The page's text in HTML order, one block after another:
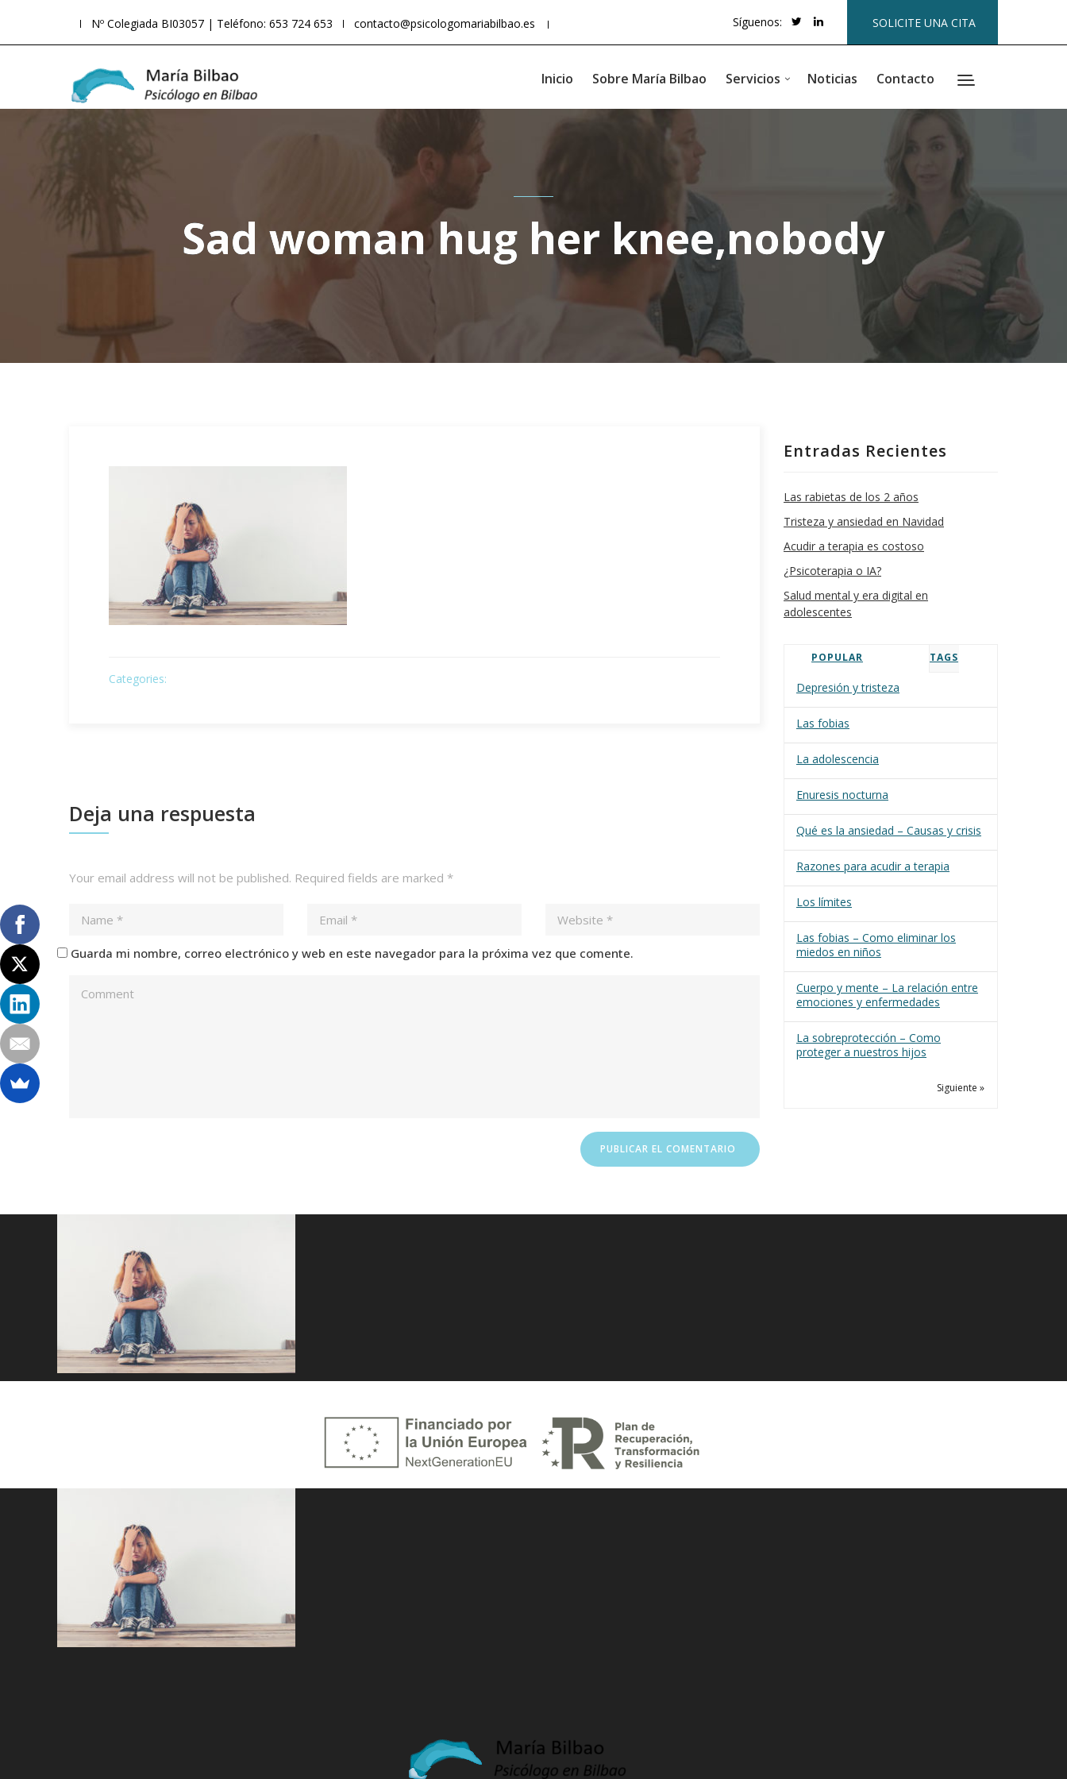
Nº Colegiada BI03057 | Teléfono: 653 724 653 contacto@psicologomariabilbao.es SOLICITE UNA CITA
Síguenos:
Inicio Sobre María Bilbao Servicios Noticias Contacto
Sad woman hug her knee,nobody
Categories:
Deja una respuesta
Your email address will not be published. Required fields are marked *
Guarda mi nombre, correo electrónico y web en este navegador para la próxima vez que comente.
Entradas Recientes
Las rabietas de los 2 años
Tristeza y ansiedad en Navidad
Acudir a terapia es costoso
¿Psicoterapia o IA?
Salud mental y era digital en
adolescentes
POPULAR TAGS
Depresión y tristeza
Las fobias
La adolescencia
Enuresis nocturna
Qué es la ansiedad – Causas y crisis
Razones para acudir a terapia
Los límites
Las fobias – Como eliminar los
miedos en niños
Cuerpo y mente – La relación entre
emociones y enfermedades
La sobreprotección – Como
proteger a nuestros hijos
Siguiente »